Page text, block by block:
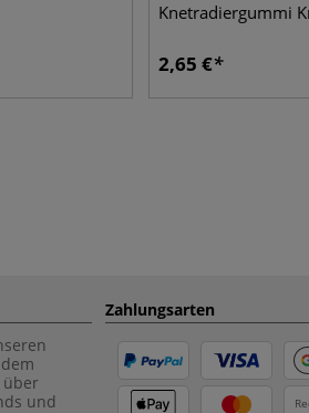
Knetradiergummi
2,65 €
über
und
Zahlungsarten